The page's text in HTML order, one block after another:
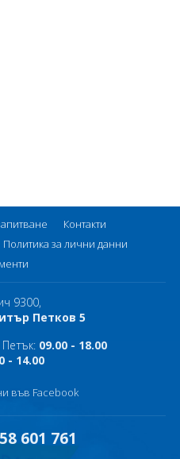
Контакти
Политика за лични данни
9300,
Петков 5
09.00 - 18.00
- 14.00
във Facebook
601 761